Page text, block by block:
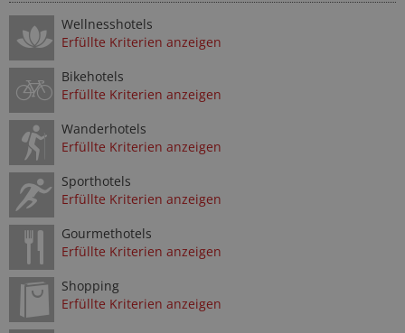
Wellnesshotels
Erfüllte Kriterien anzeigen
Bikehotels
Erfüllte Kriterien anzeigen
Wanderhotels
Erfüllte Kriterien anzeigen
Sporthotels
Erfüllte Kriterien anzeigen
Gourmethotels
Erfüllte Kriterien anzeigen
Shopping
Erfüllte Kriterien anzeigen